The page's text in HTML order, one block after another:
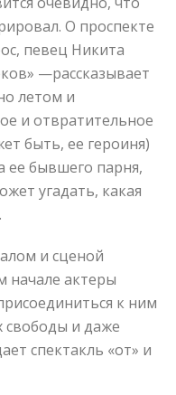
О проспекте
певец Никита
—рассказывает
летом и
и отвратительное
быть, ее героиня)
ее бывшего парня,
угадать, какая
и сценой
начале актеры
к ним
свободы и даже
спектакль «от» и